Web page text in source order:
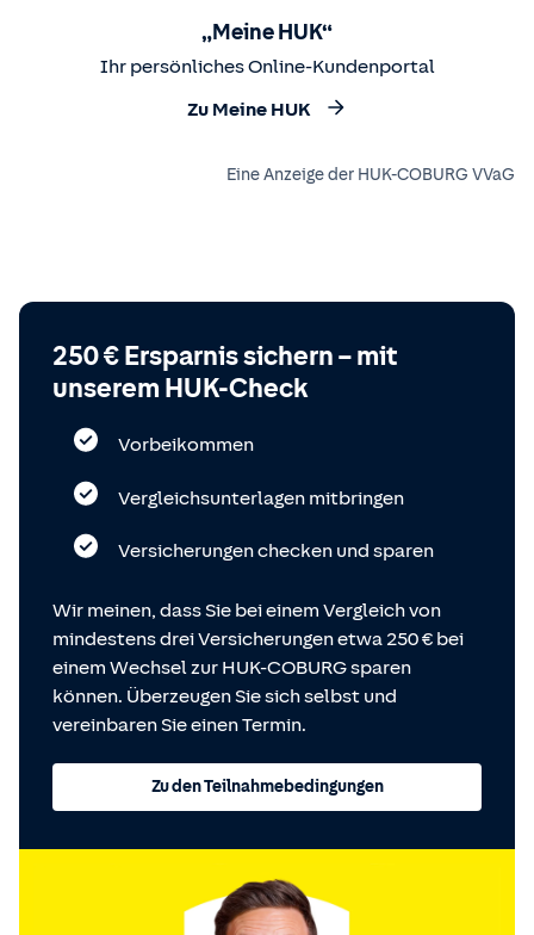
„Meine HUK“
Ihr persönliches Online-Kundenportal
Zu Meine HUK
Eine Anzeige der HUK-COBURG VVaG
250 € Ersparnis sichern – mit
unserem HUK-Check
Vorbeikommen
Vergleichsunterlagen mitbringen
Versicherungen checken und sparen
Wir meinen, dass Sie bei einem Vergleich von
mindestens drei Versicherungen etwa 250 € bei
einem Wechsel zur HUK-COBURG sparen
können. Überzeugen Sie sich selbst und
vereinbaren Sie einen Termin.
Zu den Teilnahmebedingungen